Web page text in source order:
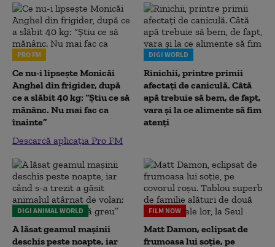
PRO FM
Ce nu-i lipsește Monicăi
Anghel din frigider, după
ce a slăbit 40 kg: “Știu ce să
mănânc. Nu mai fac ca
înainte”
Descarcă aplicația Pro FM
DIGI WORLD
Rinichii, printre primii
afectați de caniculă. Câtă
apă trebuie să bem, de fapt,
vara și la ce alimente să fim
atenți
DIGI ANIMAL WORLD
A lăsat geamul mașinii
deschis peste noapte, iar
FILM NOW
Matt Damon, eclipsat de
frumoasa lui soție, pe